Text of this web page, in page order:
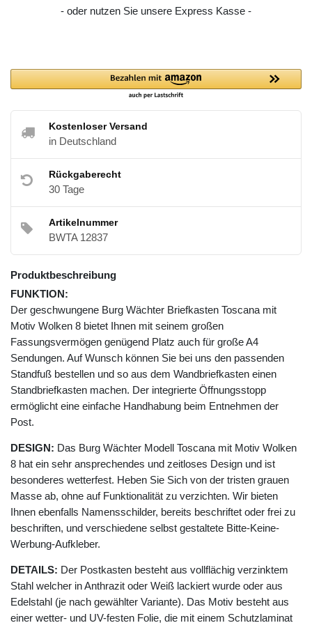
- oder nutzen Sie unsere Express Kasse -
Kostenloser Versand
in Deutschland
Rückgaberecht
30 Tage
Artikelnummer
BWTA 12837
Produktbeschreibung
FUNKTION:
Der geschwungene Burg Wächter Briefkasten Toscana mit
Motiv Wolken 8 bietet Ihnen mit seinem großen
Fassungsvermögen genügend Platz auch für große A4
Sendungen. Auf Wunsch können Sie bei uns den passenden
Standfuß bestellen und so aus dem Wandbriefkasten einen
Standbriefkasten machen. Der integrierte Öffnungsstopp
ermöglicht eine einfache Handhabung beim Entnehmen der
Post.
DESIGN: Das Burg Wächter Modell Toscana mit Motiv Wolken
8 hat ein sehr ansprechendes und zeitloses Design und ist
besonderes wetterfest. Heben Sie Sich von der tristen grauen
Masse ab, ohne auf Funktionalität zu verzichten. Wir bieten
Ihnen ebenfalls Namensschilder, bereits beschriftet oder frei zu
beschriften, und verschiedene selbst gestaltete Bitte-Keine-
Werbung-Aufkleber.
DETAILS: Der Postkasten besteht aus vollflächig verzinktem
Stahl welcher in Anthrazit oder Weiß lackiert wurde oder aus
Edelstahl (je nach gewählter Variante). Das Motiv besteht aus
einer wetter- und UV-festen Folie, die mit einem Schutzlaminat